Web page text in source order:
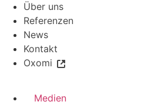
Über uns
Referenzen
News
Kontakt
Oxomi
Medien